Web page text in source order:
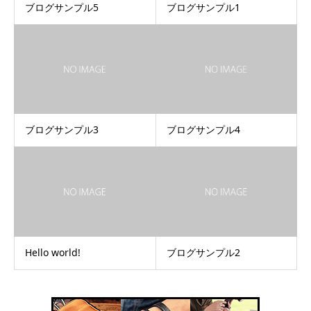
ブログサンプル5 ブログサンプル1
ブログサンプル3 ブログサンプル4
Hello world! ブログサンプル2